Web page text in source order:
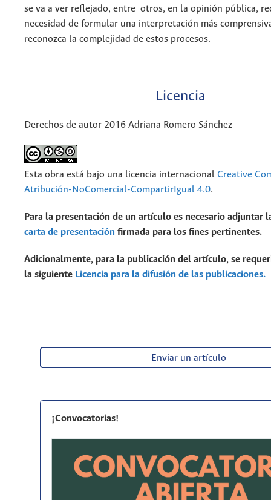
se va a ver reflejado, entre otros, en la opinión pública,
necesidad de formular una interpretación más
reconozca la complejidad de estos procesos.
Licencia
Derechos de autor 2016 Adriana Romero Sánchez
Esta obra está bajo una licencia internacional Creative
Atribución-NoComercial-CompartirIgual 4.0.
Para la presentación de un artículo es necesario adjuntar
carta de presentación firmada para los fines pertinentes.
Adicionalmente, para la publicación del artículo, se
la siguiente Licencia para la difusión de las publicaciones.
Enviar un artículo
¡Convocatorias!